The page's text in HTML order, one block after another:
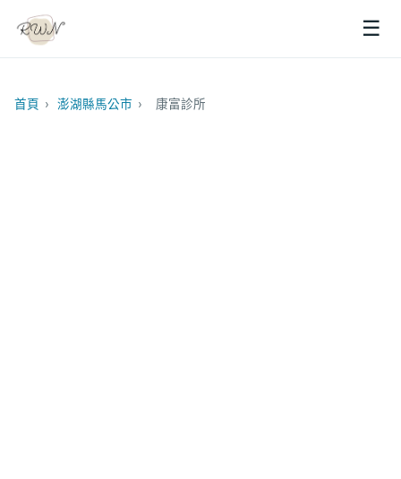
☰
首頁 › 澎湖縣馬公市 › 康富診所